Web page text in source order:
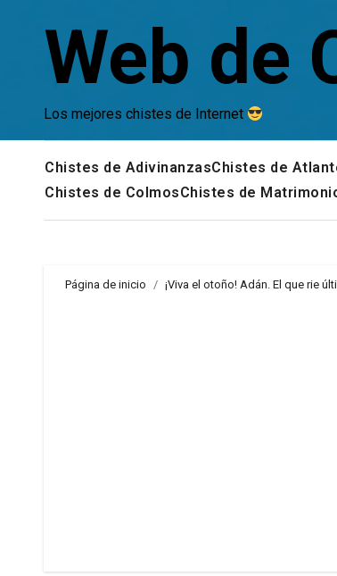
contenidoWeb de
Los mejores chistes de Internet
Chistes de AdivinanzasChistes de
Chistes de ColmosChistes de
Página de inicio ¡Viva el otoño! Adán. El que rie